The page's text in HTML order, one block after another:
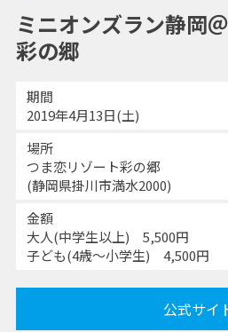
ミニオンズラン静岡
彩の郷
期間
2019年4月13日(土)
場所
つま恋リゾート彩の郷
(静岡県掛川市満水2000)
金額
大人(中学生以上) 5,500円
子ども(4歳～小学生) 4,500円
公式サイ